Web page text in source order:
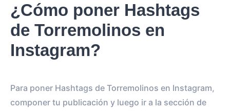
¿Cómo poner Hashtags
de Torremolinos en
Instagram?
Para poner Hashtags de Torremolinos en Instagram,
componer tu publicación y luego ir a la sección de